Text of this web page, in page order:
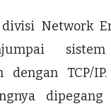
Network
sistem
dengan TCP/